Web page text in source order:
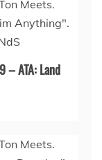
– ATA: Land